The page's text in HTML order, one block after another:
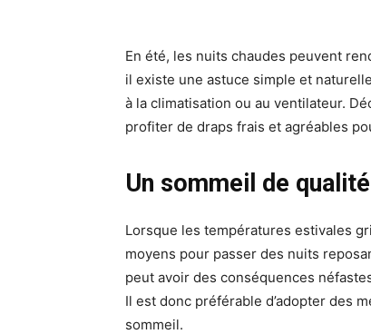
En été, les nuits chaudes peuvent
il existe une astuce simple et
à la climatisation ou au ventilateur.
profiter de draps frais et agréables
Un sommeil de
Lorsque les températures estivales
moyens pour passer des nuits
peut avoir des conséquences
Il est donc préférable d’adopter des
sommeil.